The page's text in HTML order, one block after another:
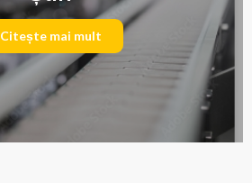
Citește mai mult